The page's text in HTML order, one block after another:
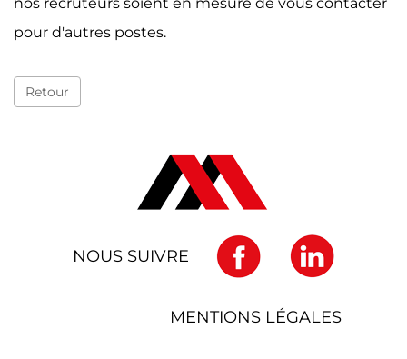
pour d'autres postes.
Retour
NOUS SUIVRE
MENTIONS LÉGALES